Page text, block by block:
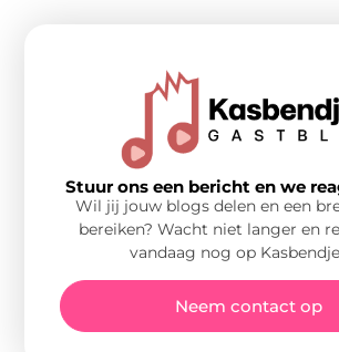
Stuur ons een bericht en we
Wil jij jouw blogs delen en een
bereiken? Wacht niet langer en
vandaag nog op
Neem contact op